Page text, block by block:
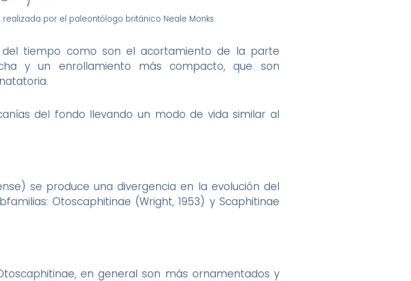
por el paleontólogo británico Neale Monks.
tiempo como son el acortamiento de la parte
y un enrollamiento más compacto, que son
del fondo llevando un modo de vida similar al
se produce una divergencia en la evolución del
Otoscaphitinae (Wright, 1953) y Scaphitinae
en general son más ornamentados y